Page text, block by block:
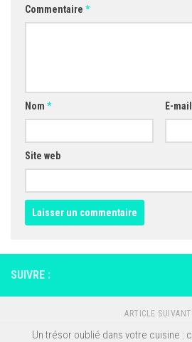
Commentaire *
Nom * E-mail
Site web
SUIVRE :
ARTICLE SUIVANT
Un trésor oublié dans votre cuisine :